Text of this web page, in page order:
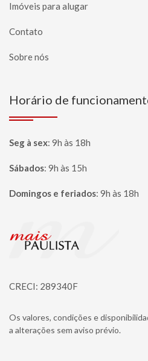
Imóveis para alugar
Contato
Sobre nós
Horário de
Seg à sex: 9h às 18h
Sábados: 9h às 15h
Domingos e feriados: 9h às 18h
Página inicial
CRECI: 289340F
Os valores, condições e
a alterações sem aviso prévio.